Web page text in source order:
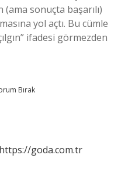
sonuçta başarılı)
yol açtı. Bu cümle
ifadesi görmezden
Bırak
https://goda.com.tr